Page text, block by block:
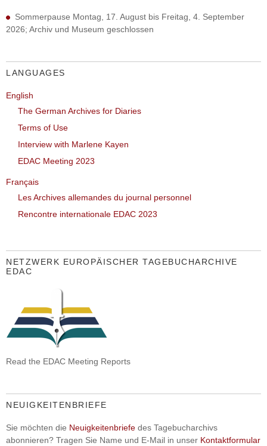
Sommerpause Montag, 17. August bis Freitag, 4. September
2026; Archiv und Museum geschlossen
LANGUAGES
English
The German Archives for Diaries
Terms of Use
Interview with Marlene Kayen
EDAC Meeting 2023
Français
Les Archives allemandes du journal personnel
Rencontre internationale EDAC 2023
NETZWERK EUROPÄISCHER TAGEBUCHARCHIVE
EDAC
Read the EDAC Meeting Reports
NEUIGKEITENBRIEFE
Sie möchten die Neuigkeitenbriefe des Tagebucharchivs
abonnieren? Tragen Sie Name und E-Mail in unser Kontaktformular